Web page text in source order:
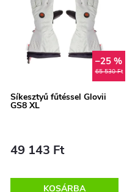
65 530 Ft
–25 %
Síkesztyű fűtéssel Glovii
GS8 XL
49 143 Ft
KOSÁRBA